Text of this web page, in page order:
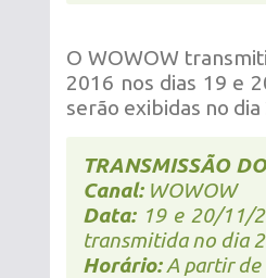
O WOWOW
2016 nos dias 19 e
serão exibidas no
TRANSMISSÃO
Canal:WOWOW
Data:19 e 20/11/
transmitida no dia
Horário:A partir de